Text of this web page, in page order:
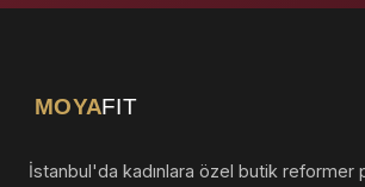
MOYAFIT
İstanbul'da kadınlara özel butik reformer